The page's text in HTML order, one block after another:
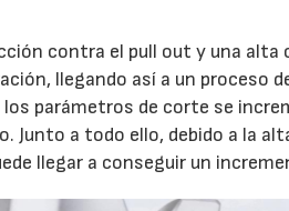
contra el pull out y una
llegando así a un proceso
parámetros de corte se
Junto a todo ello, debido a la
llegar a conseguir un